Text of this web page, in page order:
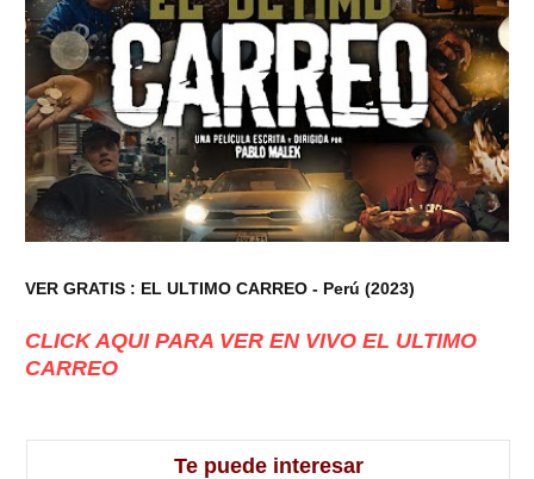
VER GRATIS : EL ULTIMO CARREO - Perú (2023)
CLICK AQUI PARA VER EN VIVO EL ULTIMO
CARREO
Te puede interesar